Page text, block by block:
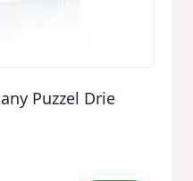
Puzzel Drie